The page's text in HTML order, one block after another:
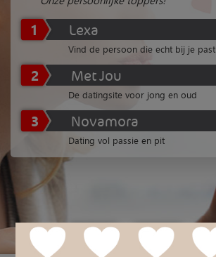
1 Lexa
Vind de persoon die echt bij je past
2 Met Jou
De datingsite voor jong en oud
3 Novamora
Dating vol passie en pit